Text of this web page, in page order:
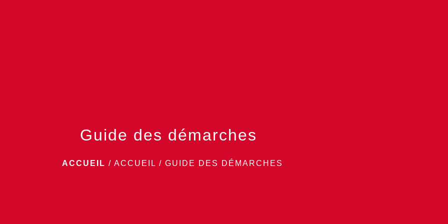
Guide des démarches
ACCUEIL / ACCUEIL / GUIDE DES DÉMARCHES